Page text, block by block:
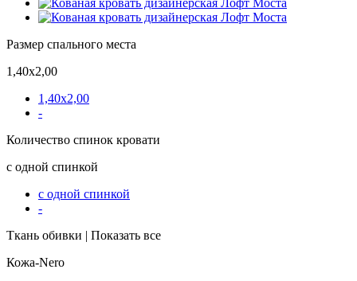
Размер спального места
1,40х2,00
1,40х2,00
-
Количество спинок кровати
с одной спинкой
с одной спинкой
-
Ткань обивки | Показать все
Кожа-Nero